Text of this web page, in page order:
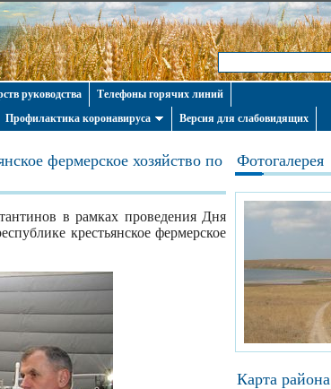
руководства
Телефоны горячих линий
Профилактика коронавируса Версия для слабовидящих
фермерское хозяйство по
в рамках проведения Дня
крестьянское фермерское
Фотогалерея
Карта района